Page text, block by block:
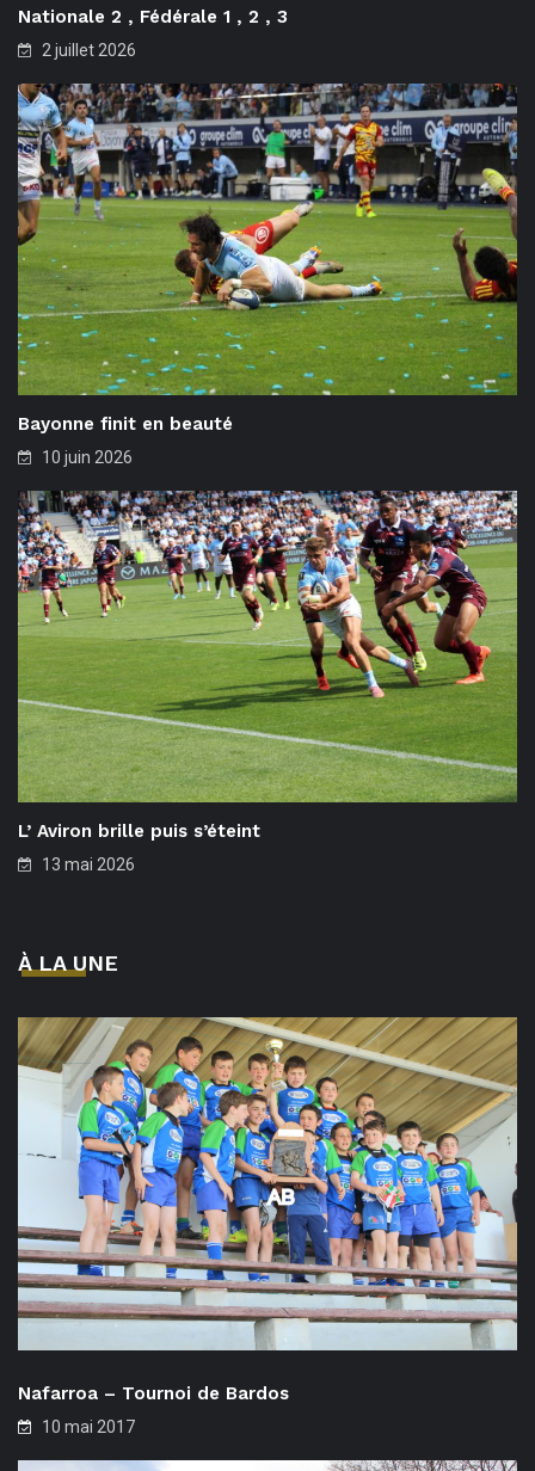
Nationale 2 , Fédérale 1 , 2 , 3
2 juillet 2026
Bayonne finit en beauté
10 juin 2026
L’ Aviron brille puis s’éteint
13 mai 2026
À LA UNE
Nafarroa – Tournoi de Bardos
10 mai 2017